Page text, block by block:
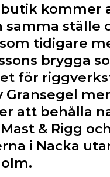
butik kommer
samma ställe
tidigare
brygga
för
Gransegel
att behålla
& Rigg
i Nacka